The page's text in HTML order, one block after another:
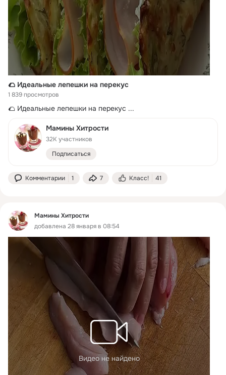
🌮 Идеальные лепешки на перекус
1 839 просмотров
🌮 Идеальные лепешки на перекус ...
Мамины Хитрости
32K участников
Подписаться
Комментарии 1 7 Класс! 41
Мамины Хитрости
добавлена 28 января в 08:54
Видео не найдено